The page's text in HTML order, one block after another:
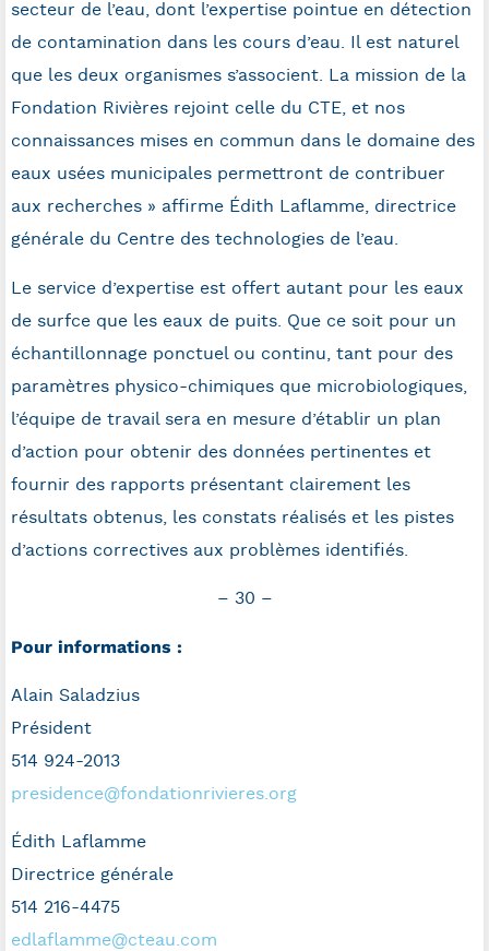
secteur de l’eau, dont l’expertise pointue en détection
de contamination dans les cours d’eau. Il est naturel
que les deux organismes s’associent. La mission de la
Fondation Rivières rejoint celle du CTE, et nos
connaissances mises en commun dans le domaine des
eaux usées municipales permettront de contribuer
aux recherches » affirme Édith Laflamme, directrice
générale du Centre des technologies de l’eau.
Le service d’expertise est offert autant pour les eaux
de surfce que les eaux de puits. Que ce soit pour un
échantillonnage ponctuel ou continu, tant pour des
paramètres physico-chimiques que microbiologiques,
l’équipe de travail sera en mesure d’établir un plan
d’action pour obtenir des données pertinentes et
fournir des rapports présentant clairement les
résultats obtenus, les constats réalisés et les pistes
d’actions correctives aux problèmes identifiés.
– 30 –
Pour informations :
Alain Saladzius
Président
514 924-2013
presidence@fondationrivieres.org
Édith Laflamme
Directrice générale
514 216-4475
edlaflamme@cteau.com